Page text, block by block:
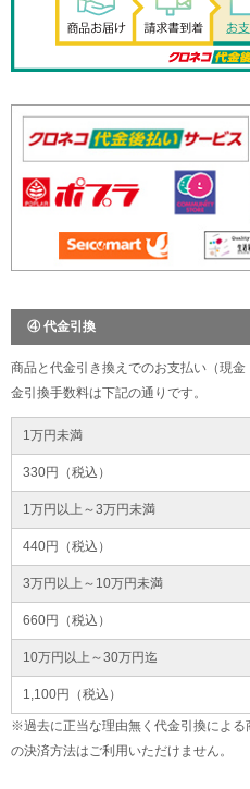
④ 代金引換
商品と代金引き換えでのお支払い（現
金引換手数料は下記の通りです。
1万円未満
330円（税込）
1万円以上～3万円未満
440円（税込）
3万円以上～10万円未満
660円（税込）
10万円以上～30万円迄
1,100円（税込）
※過去に正当な理由無く代金引換による
の決済方法はご利用いただけません。